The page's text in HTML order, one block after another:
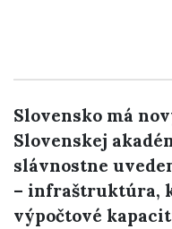
Slovensko má
Slovenskej
slávnostne
– infraštruktúra,
výpočtové